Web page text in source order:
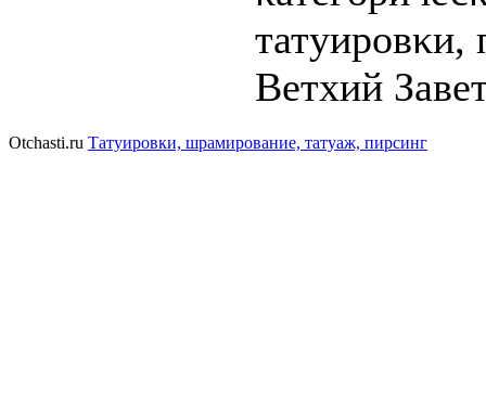
татyиpoвκи,
Ветхий
Otchasti.ru Татуировки, шрамирование, татуаж, пирсинг